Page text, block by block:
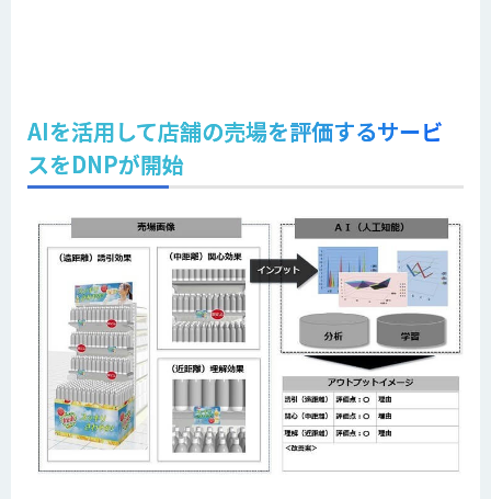
AIを活用して店舗の売場を評価するサービ
スをDNPが開始